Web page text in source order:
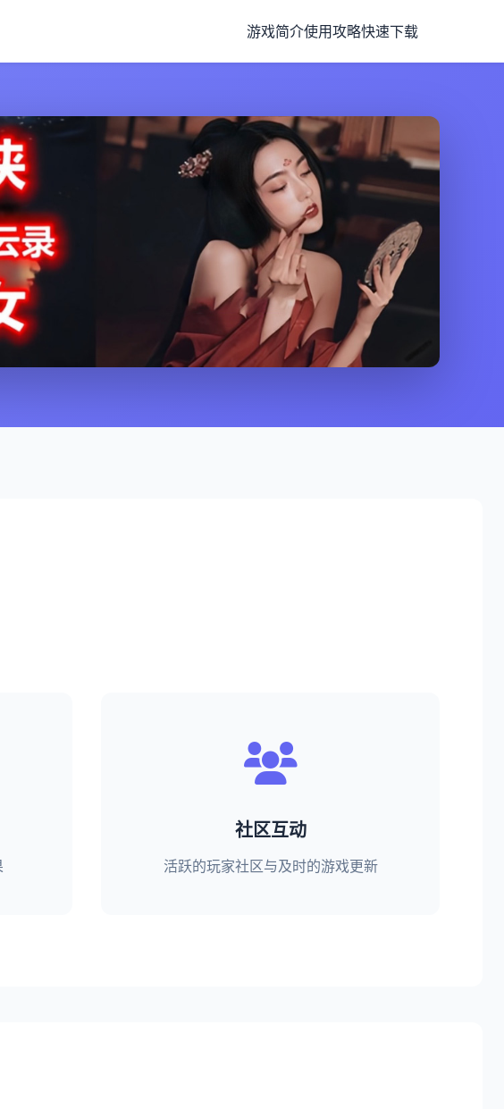
游戏简介使用攻略快速下载
社区互动
活跃的玩家社区与及时的游戏更新